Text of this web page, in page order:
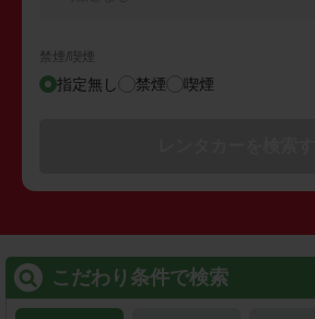
禁煙/喫煙
指定無し 禁煙 喫煙
こだわり条件で検索